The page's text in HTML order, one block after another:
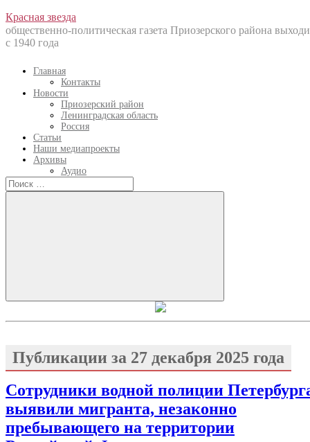
Перейти
к
содержанию
Красная звезда
общественно-политическая газета Приозерского района
с 1940 года
Главная
Контакты
Новости
Приозерский район
Ленинградская область
Россия
Статьи
Наши медиапроекты
Архивы
Аудио
Искать:
Искать
Публикации за 27 декабря 2025 года
Сотрудники водной полиции
выявили мигранта, незаконно
пребывающего на территории